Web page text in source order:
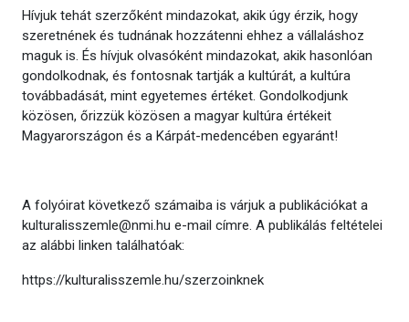
Hívjuk tehát szerzőként mindazokat, akik úgy érzik, hogy
szeretnének és tudnának hozzátenni ehhez a vállaláshoz
maguk is. És hívjuk olvasóként mindazokat, akik hasonlóan
gondolkodnak, és fontosnak tartják a kultúrát, a kultúra
továbbadását, mint egyetemes értéket. Gondolkodjunk
közösen, őrizzük közösen a magyar kultúra értékeit
Magyarországon és a Kárpát-medencében egyaránt!
A folyóirat következő számaiba is várjuk a publikációkat a
kulturalisszemle@nmi.hu e-mail címre. A publikálás feltételei
az alábbi linken találhatóak:
https://kulturalisszemle.hu/szerzoinknek